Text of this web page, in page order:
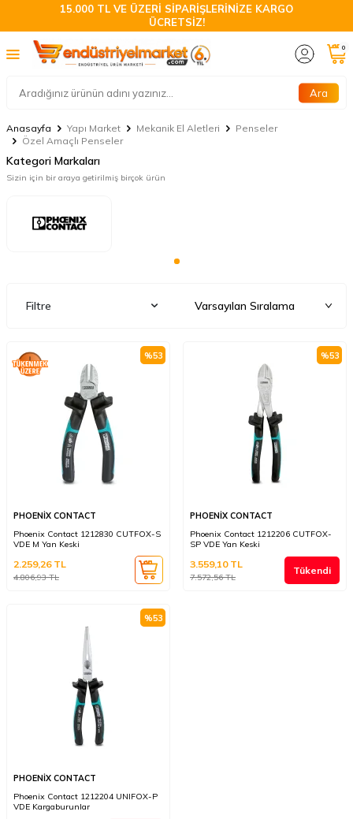
15.000 TL VE ÜZERİ SİPARİŞLERİNİZE KARGO
ÜCRETSİZ!
Ara
0
Anasayfa Yapı Market Mekanik El Aletleri
Penseler
Özel Amaçlı Penseler
Kategori Markaları
Sizin için bir araya getirilmiş birçok ürün
Filtre
%53
PHOENİX CONTACT
Phoenix Contact 1212830 CUTFOX-S
VDE M Yan Keski
4.806,93TL
2.259,26TL
%53
PHOENİX CONTACT
Phoenix Contact 1212206 CUTFOX-
SP VDE Yan Keski
7.572,56TL
3.559,10TL Tükendi
%53
PHOENİX CONTACT
Phoenix Contact 1212204 UNIFOX-P
VDE Kargaburunlar